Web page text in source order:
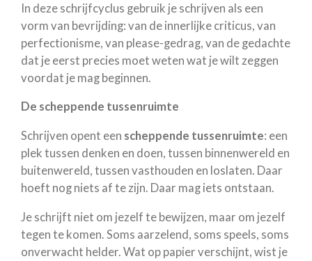
In deze schrijfcyclus gebruik je schrijven als een
vorm van bevrijding: van de innerlijke criticus, van
perfectionisme, van please-gedrag, van de gedachte
dat je eerst precies moet weten wat je wilt zeggen
voordat je mag beginnen.
De scheppende tussenruimte
Schrijven opent een scheppende tussenruimte: een
plek tussen denken en doen, tussen binnenwereld en
buitenwereld, tussen vasthouden en loslaten. Daar
hoeft nog niets af te zijn. Daar mag iets ontstaan.
Je schrijft niet om jezelf te bewijzen, maar om jezelf
tegen te komen. Soms aarzelend, soms speels, soms
onverwacht helder. Wat op papier verschijnt, wist je